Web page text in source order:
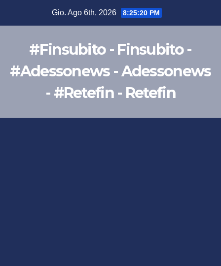
Gio. Ago 6th, 2026 8:25:21 PM
#Finsubito - Finsubito -
#Adessonews - Adessonews
- #Retefin - Retefin